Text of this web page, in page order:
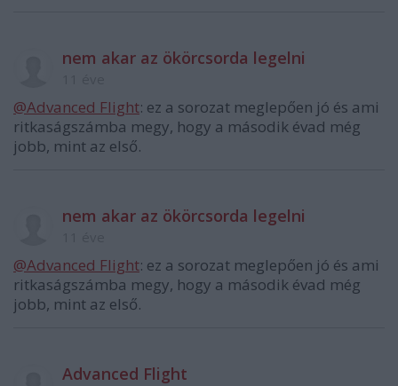
nem akar az ökörcsorda legelni
@Advanced Flight: ez a sorozat meglepően jó és ami
ritkaságszámba megy, hogy a második évad még
jobb, mint az első.
nem akar az ökörcsorda legelni
@Advanced Flight: ez a sorozat meglepően jó és ami
ritkaságszámba megy, hogy a második évad még
jobb, mint az első.
Advanced Flight